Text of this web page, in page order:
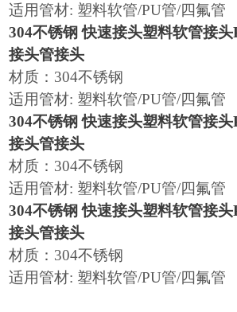
适用管材: 塑料软管/PU管/四氟管
304不锈钢 快速接头塑料软管接
接头管接头
材质：304不锈钢
适用管材: 塑料软管/PU管/四氟管
304不锈钢 快速接头塑料软管接
接头管接头
材质：304不锈钢
适用管材: 塑料软管/PU管/四氟管
304不锈钢 快速接头塑料软管接
接头管接头
材质：304不锈钢
适用管材: 塑料软管/PU管/四氟管